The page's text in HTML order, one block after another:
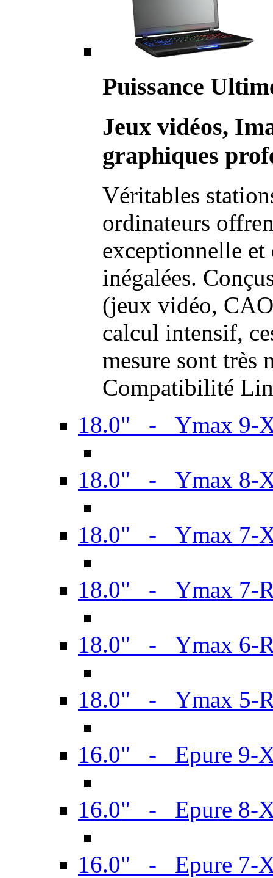
Puissance
Jeux vidéos,
graphiques
Véritables
ordinateurs
exceptionnelle et
inégalées.
(jeux vidéo,
calcul intensif,
mesure sont très
Compatibilité
18.0" - Ymax 9-
18.0" - Ymax 8-
18.0" - Ymax 7-
18.0" - Ymax 7-
18.0" - Ymax 6-
18.0" - Ymax 5-
16.0" - Epure 9-
16.0" - Epure 8-
16.0" - Epure 7-